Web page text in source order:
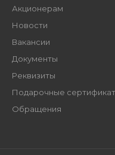
Акционерам
Новости
Вакансии
Документы
Реквизиты
Подарочные
Обращения